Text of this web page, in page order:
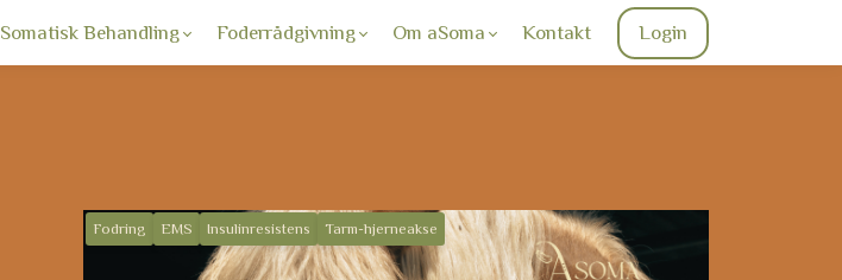
Somatisk Behandling Foderrådgivning Om aSoma Kontakt Login
Fodring EMS Insulinresistens Tarm-hjerneakse